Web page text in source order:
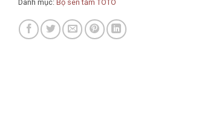
Danh mục: Bộ sen tắm TOTO